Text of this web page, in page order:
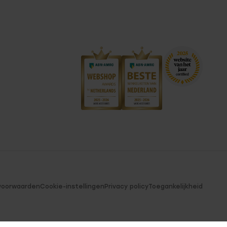
Cookie-instellingenPrivacy policyToegankelijkheid